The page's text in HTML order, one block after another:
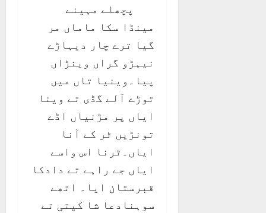
پچھلے مہینے
مینڈا سکا ماماں مر
گیا ترے چار دیہاڑے
نیہڑو گراں وینڑاں
پیا۔وینیا تاں میں
توڑے آلے گڈی تے وینا
ایاں پر مڑنیاں اڈے
تونڑیں ٹر کے آنا
ایاں۔ٹرنا اس واسے
ایاں جے راہے تے دادکا
قبرستان ایا۔ اتھے
سوہنادعا شا کیتی تے